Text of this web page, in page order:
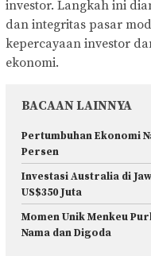
investor. Langkah ini
dan integritas pasar
kepercayaan investor
ekonomi.
BACAAN LAINNYA
Pertumbuhan Ekonomi
Persen
Investasi Australia di
US$350 Juta
Momen Unik Menkeu
Nama dan Digoda